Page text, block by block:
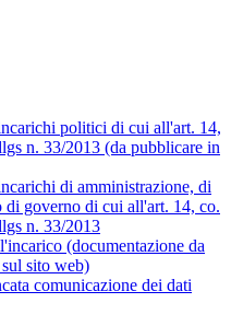
politici di cui all'art. 14,
n. 33/2013 (da pubblicare in
di amministrazione, di
di governo di cui all'art. 14, co.
n. 33/2013
(documentazione da
sito web)
comunicazione dei dati